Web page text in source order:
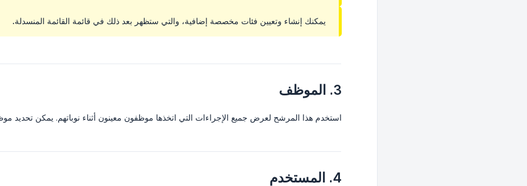
يمكنك إنشاء وتعيين فئات مخصصة إضافية، والتي ستظهر بعد ذلك في قائمة القائمة المنسدلة.
3. الموظف
استخدم هذا المرشح لعرض جميع الإجراءات التي اتخذها موظفون معينون أثناء نوباتهم. يمكن تحديد
4. المستخدم